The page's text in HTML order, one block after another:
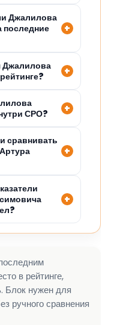
Джалилова
последние
Джалилова
СРО?
сравнивать
в рейтинге,
Блок нужен для
ручного сравнения